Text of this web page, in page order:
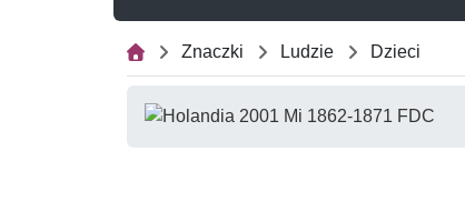
Znaczki Ludzie Dzieci